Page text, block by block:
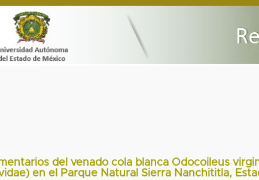
del venado cola blanca Odocoileus
en el Parque Natural Sierra Nanchititla,